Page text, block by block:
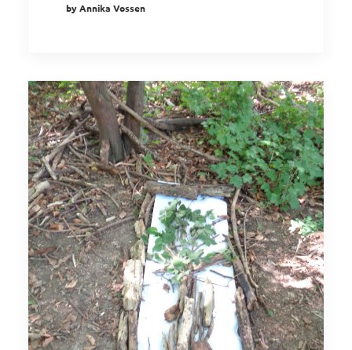
by Annika Vossen